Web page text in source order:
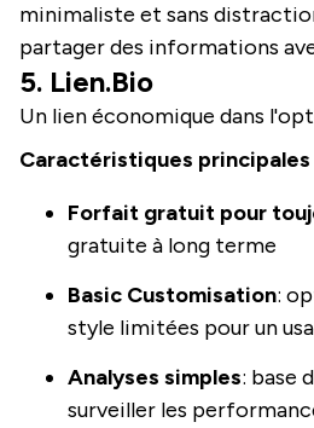
minimaliste et sans
partager des informations
5. Lien.Bio
Un lien économique dans
Caractéristiques principales
Forfait gratuit pour
gratuite à long terme
Basic Customisation:
style limitées pour un
Analyses simples: base
surveiller les